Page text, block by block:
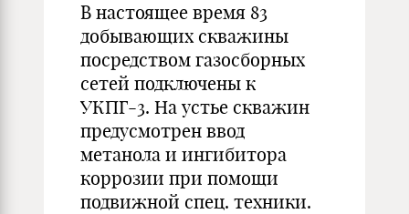
В настоящее время 83
добывающих скважины
посредством газосборных
сетей подключены к
УКПГ-3. На устье скважин
предусмотрен ввод
метанола и ингибитора
коррозии при помощи
подвижной спец. техники.